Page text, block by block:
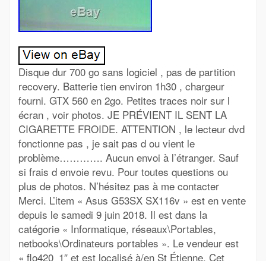
Disque dur 700 go sans logiciel , pas de partition
recovery. Batterie tien environ 1h30 , chargeur
fourni. GTX 560 en 2go. Petites traces noir sur l
écran , voir photos. JE PRÉVIENT IL SENT LA
CIGARETTE FROIDE. ATTENTION , le lecteur dvd
fonctionne pas , je sait pas d ou vient le
problème…………. Aucun envoi à l’étranger. Sauf
si frais d envoie revu. Pour toutes questions ou
plus de photos. N’hésitez pas à me contacter
Merci. L’item « Asus G53SX SX116v » est en vente
depuis le samedi 9 juin 2018. Il est dans la
catégorie « Informatique, réseaux\Portables,
netbooks\Ordinateurs portables ». Le vendeur est
« flo420_1″ et est localisé à/en St Étienne. Cet